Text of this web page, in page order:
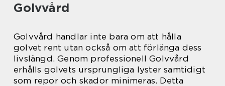
Golvvård
Golvvård handlar inte bara om att hålla
golvet rent utan också om att förlänga dess
livslängd. Genom professionell Golvvård
erhålls golvets ursprungliga lyster samtidigt
som repor och skador minimeras. Detta